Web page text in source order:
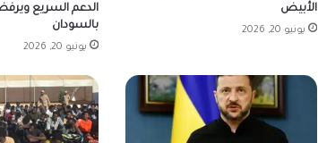
الأبيض
يونيو 20, 2026
الدعم السريع
بالسودان
يونيو 20, 2026